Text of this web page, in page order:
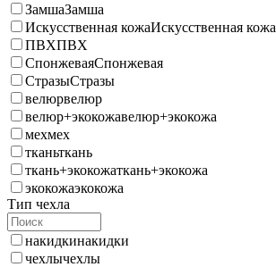
ЗамшаЗамша
Искусственная кожаИскусственная кожа
ПВХПВХ
СпонжеваяСпонжевая
СтразыСтразы
велюрвелюр
велюр+экокожавелюр+экокожа
мехмех
тканьткань
ткань+экокожаткань+экокожа
экокожаэкокожа
Тип чехла
накидкинакидки
чехлычехлы